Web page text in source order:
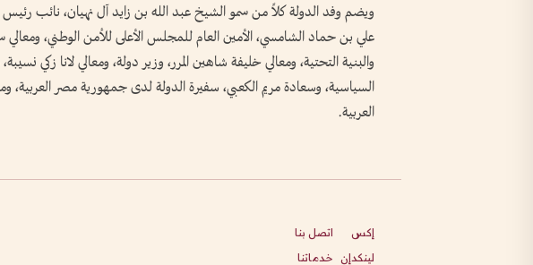
ويضم وفد الدولة كلاً من سمو الشيخ عبد الله بن زايد آل نهيان، نائب رئيس
علي بن حماد الشامسي، الأمين العام للمجلس الأعلى للأمن الوطني،
والبنية التحتية، ومعالي خليفة شاهين المرر، وزير دولة، ومعالي لانا زكي
السياسية، وسعادة مريم الكعبي، سفيرة الدولة لدى جمهورية مصر العربية،
العربية.
إكس
لينكدإن
اتصل بنا
خدماتنا